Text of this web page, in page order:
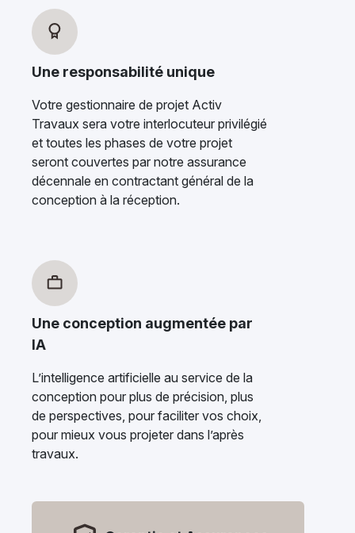
Une responsabilité unique
Votre gestionnaire de projet Activ
Travaux sera votre interlocuteur privilégié
et toutes les phases de votre projet
seront couvertes par notre assurance
décennale en contractant général de la
conception à la réception.
Une conception augmentée par
IA
L’intelligence artificielle au service de la
conception pour plus de précision, plus
de perspectives, pour faciliter vos choix,
pour mieux vous projeter dans l’après
travaux.